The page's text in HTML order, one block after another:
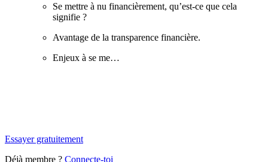
Se mettre à nu financièrement, qu’est-ce que cela
signifie ?
Avantage de la transparence financière.
Enjeux à se me…
Essayer gratuitement
Déjà membre ? Connecte-toi